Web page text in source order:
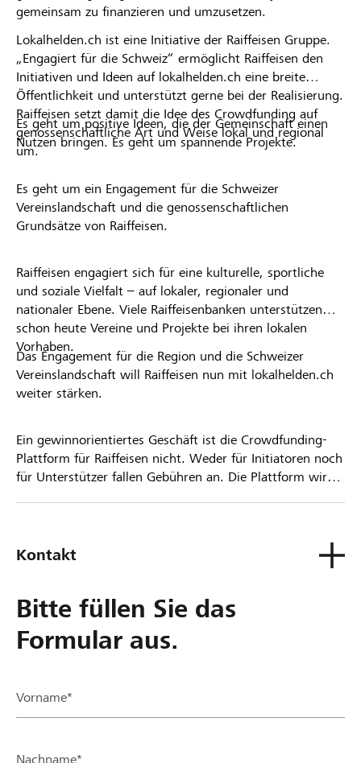
gemeinsam zu finanzieren und umzusetzen.
Lokalhelden.ch ist eine Initiative der Raiffeisen Gruppe.
„Engagiert für die Schweiz“ ermöglicht Raiffeisen den
Initiativen und Ideen auf lokalhelden.ch eine breite
Öffentlichkeit und unterstützt gerne bei der Realisierung.
Raiffeisen setzt damit die Idee des Crowdfunding auf
genossenschaftliche Art und Weise lokal und regional
um.
Es geht um positive Ideen, die der Gemeinschaft einen
Nutzen bringen. Es geht um spannende Projekte.
Es geht um ein Engagement für die Schweizer
Vereinslandschaft und die genossenschaftlichen
Grundsätze von Raiffeisen.
Raiffeisen engagiert sich für eine kulturelle, sportliche
und soziale Vielfalt – auf lokaler, regionaler und
nationaler Ebene. Viele Raiffeisenbanken unterstützen
schon heute Vereine und Projekte bei ihren lokalen
Vorhaben.
Das Engagement für die Region und die Schweizer
Vereinslandschaft will Raiffeisen nun mit lokalhelden.ch
weiter stärken.
Ein gewinnorientiertes Geschäft ist die Crowdfunding-
Plattform für Raiffeisen nicht. Weder für Initiatoren noch
für Unterstützer fallen Gebühren an. Die Plattform wird
Kontakt
Bitte füllen Sie das
Formular aus.
Vorname*
Nachname*